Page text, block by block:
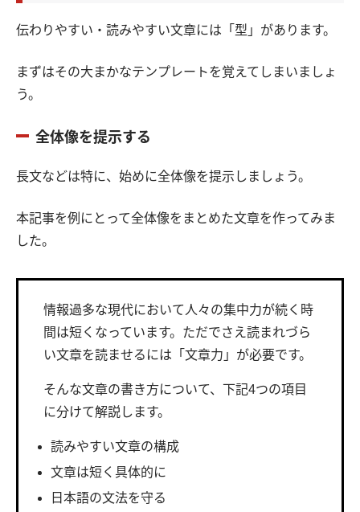
伝わりやすい・読みやすい文章には「型」があります。
まずはその大まかなテンプレートを覚えてしまいましょ
う。
全体像を提示する
長文などは特に、始めに全体像を提示しましょう。
本記事を例にとって全体像をまとめた文章を作ってみま
した。
情報過多な現代において人々の集中力が続く時
間は短くなっています。ただでさえ読まれづら
い文章を読ませるには「文章力」が必要です。
そんな文章の書き方について、下記4つの項目
に分けて解説します。
読みやすい文章の構成
文章は短く具体的に
日本語の文法を守る